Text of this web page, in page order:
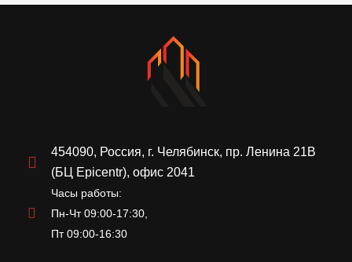
454090, Россия, г. Челябинск, пр. Ленина 21В
(БЦ Epicentr), офис 2041
Часы работы:
Пн-Чт 09:00-17:30,
Пт 09:00-16:30